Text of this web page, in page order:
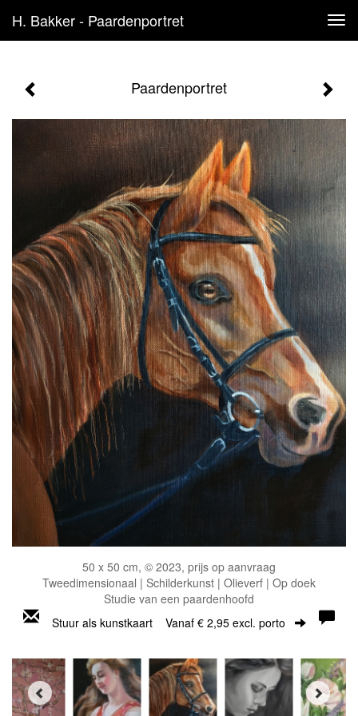
H. Bakker - Paardenportret
Paardenportret
50 x 50 cm, © 2023, prijs op aanvraag
Tweedimensionaal | Schilderkunst | Olieverf | Op doek
Studie van een paardenhoofd
Stuur als kunstkaart Vanaf € 2,95 excl. porto